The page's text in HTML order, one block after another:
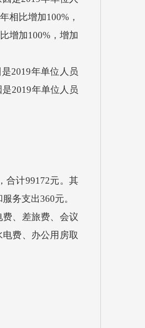
相比增加100%，
增加100%，增加
2019年单位人员
2019年单位人员
计99172元。其
务支出360元。
、差旅费、会议
费、办公用房取